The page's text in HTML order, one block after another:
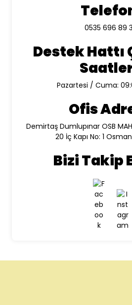
0535 696 89
Destek Hattı
Pazartesi / Cuma:
Ofis
Demirtaş Dumlupınar OSB
20 İç Kapı No: 1
Bizi Takip